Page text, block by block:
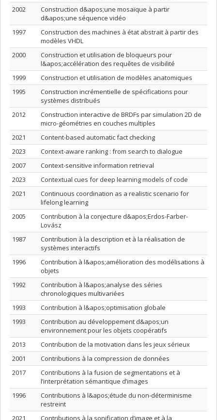
2002
Construction d&apos;une mosaïque à partir
d&apos;une séquence vidéo
1997
Construction des machines à état abstrait à partir des
modèles VHDL
2000
Construction et utilisation de bloqueurs pour
l&apos;accélération des requêtes de visibilité
1999
Construction et utilisation de modèles anatomiques
1995
Construction incrémentielle de spécifications pour
systèmes distribués
2012
Construction interactive de BRDFs par simulation 2D de
micro-géométries en couches multiples
2021
Content-based automatic fact checking
2023
Context-aware ranking : from search to dialogue
2007
Context-sensitive information retrieval
2023
Contextual cues for deep learning models of code
2021
Continuous coordination as a realistic scenario for
lifelong learning
2005
Contribution à la conjecture d&apos;Erdos-Farber-
Lovász
1987
Contribution à la description et à la réalisation de
systèmes interactifs
1996
Contribution à l&apos;amélioration des modélisations à
objets
1992
Contribution à l&apos;analyse des séries
chronologiques multivariées
1993
Contribution à l&apos;optimisation globale
1993
Contribution au développement d&apos;un
environnement pour les objets coopératifs
2013
Contribution de la motivation dans les jeux sérieux
2001
Contributions à la compression de données
2017
Contributions à la fusion de segmentations et à
l’interprétation sémantique d’images
1996
Contributions à l&apos;étude du non-déterminisme
restreint
2021
Contributions à la sonification d’image et à la